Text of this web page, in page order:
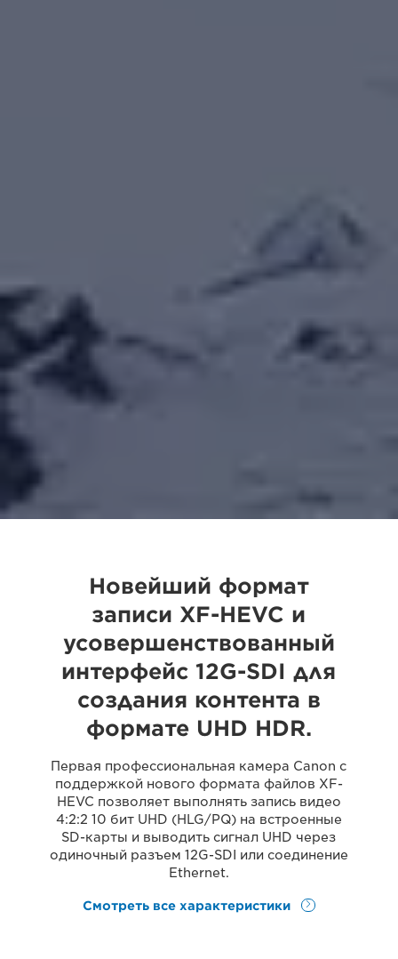
Новейший формат
записи XF-HEVC и
усовершенствованный
интерфейс 12G-SDI для
создания контента в
формате UHD HDR.
Первая профессиональная камера Canon с
поддержкой нового формата файлов XF-
HEVC позволяет выполнять запись видео
4:2:2 10 бит UHD (HLG/PQ) на встроенные
SD-карты и выводить сигнал UHD через
одиночный разъем 12G-SDI или соединение
Ethernet.
Смотреть все характеристики